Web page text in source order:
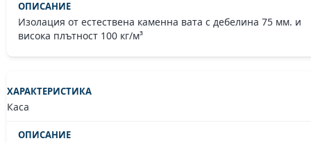
Изолация от естествена каменна вата с дебелина 75 мм. и
висока плътност 100 кг/м³
Каса